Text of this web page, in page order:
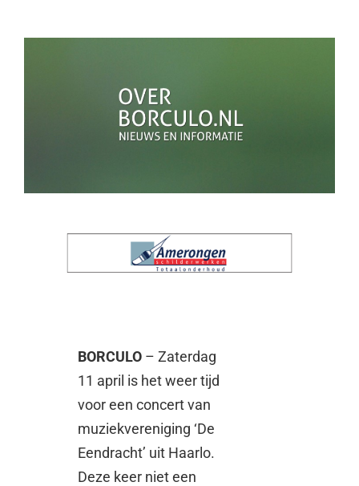
BORCULO – Zaterdag
11 april is het weer tijd
voor een concert van
muziekvereniging ‘De
Eendracht’ uit Haarlo.
Deze keer niet een